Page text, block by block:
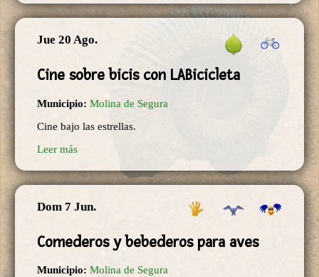
Jue 20 Ago.
Cine sobre bicis con LABicicleta
Municipio: Molina de Segura
Cine bajo las estrellas.
Leer más
Dom 7 Jun.
Comederos y bebederos para aves
Municipio: Molina de Segura